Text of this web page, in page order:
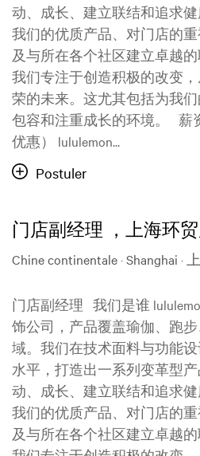
动、成长、建立联结和追求
我们的优质产品、对门店的
及与所在各个社区建立卓越
我们专注于创造积极的改变
荣的未来。这尤其包括为我们
包容和注重成长的环境。 薪
优惠） lululemon...
Postuler
门店副经理 ，上海环
Chine continentale · Shanghai ·
门店副经理 我们是谁
饰公司，产品覆盖瑜伽、跑
域。我们在技术面料与功能
水平，打造出一系列变革型
动、成长、建立联结和追求
我们的优质产品、对门店的
及与所在各个社区建立卓越